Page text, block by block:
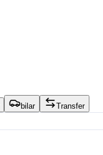
bilar Transfer